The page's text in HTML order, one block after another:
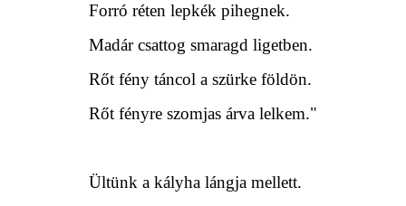
Forró réten lepkék pihegnek.
Madár csattog smaragd ligetben.
Rőt fény táncol a szürke földön.
Rőt fényre szomjas árva lelkem."
Ültünk a kályha lángja mellett.